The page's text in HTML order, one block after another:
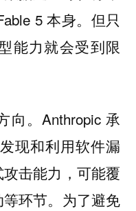
5 本身。但只
能力就会受到限
向。Anthropic 承
现和利用软件漏
击能力，可能覆
环节。为了避免